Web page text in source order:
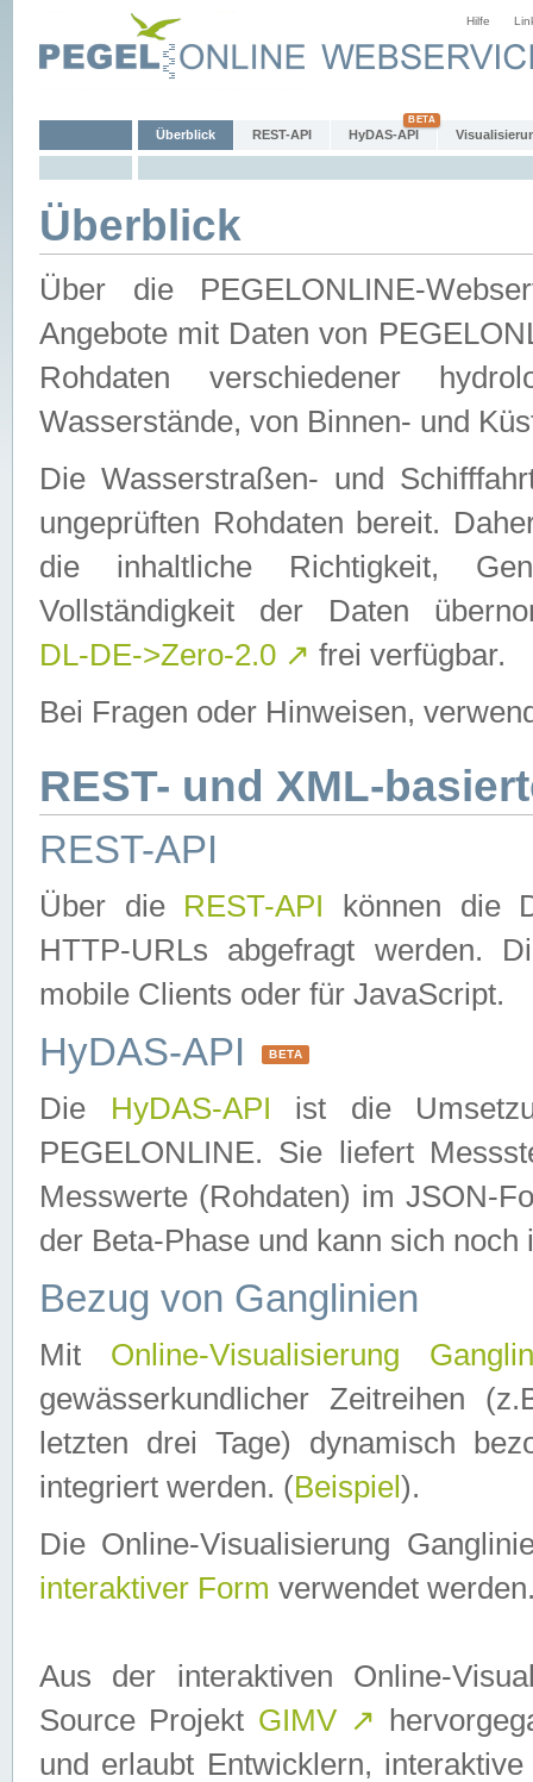
Hilfe
Überblick REST-API HyDAS-API
Überblick
Über die PEGELONLINE-
Angebote mit Daten von
Rohdaten verschiedener
Wasserstände, von Binnen- und
Die Wasserstraßen- und
ungeprüften Rohdaten bereit.
die inhaltliche Richtigkeit,
Vollständigkeit der Daten
DL-DE->Zero-2.0 ↗ frei verfügbar.
Bei Fragen oder Hinweisen,
REST- und XML-
REST-API
Über die REST-API können die
HTTP-URLs abgefragt werden.
mobile Clients oder für JavaScript.
HyDAS-API BETA
Die HyDAS-API ist die
PEGELONLINE. Sie liefert
Messwerte (Rohdaten) im JSON-
der Beta-Phase und kann sich noch
Bezug von Ganglinien
Mit Online-Visualisierung
gewässerkundlicher Zeitreihen
letzten drei Tage) dynamisch
integriert werden. (Beispiel ).
Die Online-Visualisierung
interaktiver Form verwendet
Aus der interaktiven Online-
Source Projekt GIMV ↗
und erlaubt Entwicklern,